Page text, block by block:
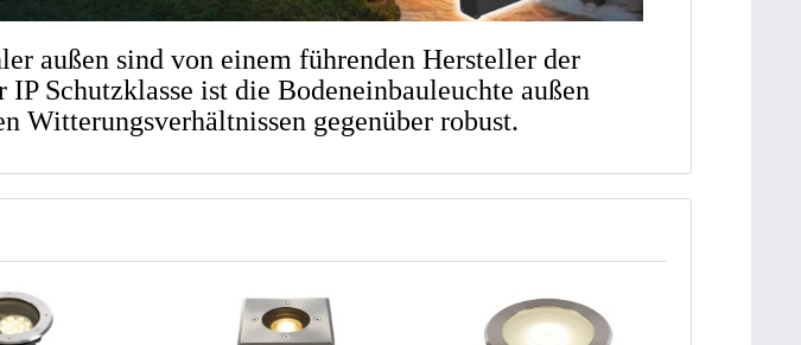
außen sind von einem führenden Hersteller der
Schutzklasse ist die Bodeneinbauleuchte außen
Witterungsverhältnissen gegenüber robust.